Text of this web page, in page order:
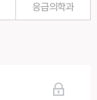
응급의학과